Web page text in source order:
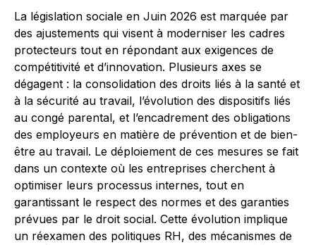
La législation sociale en Juin 2026 est marquée par
des ajustements qui visent à moderniser les cadres
protecteurs tout en répondant aux exigences de
compétitivité et d’innovation. Plusieurs axes se
dégagent : la consolidation des droits liés à la santé et
à la sécurité au travail, l’évolution des dispositifs liés
au congé parental, et l’encadrement des obligations
des employeurs en matière de prévention et de bien-
être au travail. Le déploiement de ces mesures se fait
dans un contexte où les entreprises cherchent à
optimiser leurs processus internes, tout en
garantissant le respect des normes et des garanties
prévues par le droit social. Cette évolution implique
un réexamen des politiques RH, des mécanismes de